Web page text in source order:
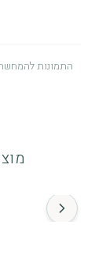
התמונות
במדיניות האחריות.